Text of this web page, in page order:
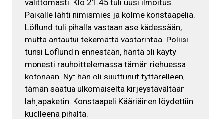
välittömästi. Klo 21.45 tuli uusi ilmoitus.
Paikalle lähti nimismies ja kolme konstaapelia.
Löflund tuli pihalla vastaan ase kädessään,
mutta antautui tekemättä vastarintaa. Poliisi
tunsi Löflundin ennestään, häntä oli käyty
monesti rauhoittelemassa tämän riehuessa
kotonaan. Nyt hän oli suuttunut tyttärelleen,
tämän saatua ulkomaiselta kirjeystävältään
lahjapaketin. Konstaapeli Kääriäinen löydettiin
kuolleena pihalta.